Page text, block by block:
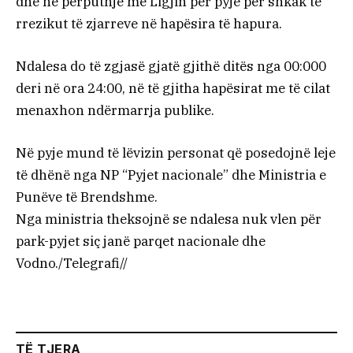
rrezikut të zjarreve në hapësira të hapura.
Ndalesa do të zgjasë gjatë gjithë ditës nga 00:000
deri në ora 24:00, në të gjitha hapësirat me të cilat
menaxhon ndërmarrja publike.
Në pyje mund të lëvizin personat që posedojnë leje
të dhënë nga NP “Pyjet nacionale” dhe Ministria e
Punëve të Brendshme.
Nga ministria theksojnë se ndalesa nuk vlen për
park-pyjet siç janë parqet nacionale dhe
Vodno./Telegrafi//
TË TJERA